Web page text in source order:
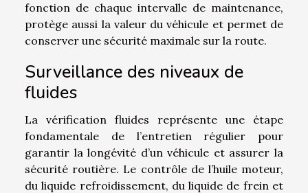
fonction de chaque intervalle de maintenance,
protège aussi la valeur du véhicule et permet de
conserver une sécurité maximale sur la route.
Surveillance des niveaux de
fluides
La vérification fluides représente une étape
fondamentale de l’entretien régulier pour
garantir la longévité d’un véhicule et assurer la
sécurité routière. Le contrôle de l’huile moteur,
du liquide refroidissement, du liquide de frein et